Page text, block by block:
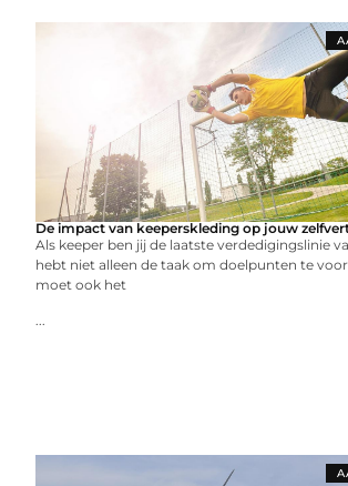
De impact van keeperskleding op jouw
Als keeper ben jij de laatste verdedigingslinie
hebt niet alleen de taak om doelpunten te
moet ook het
...